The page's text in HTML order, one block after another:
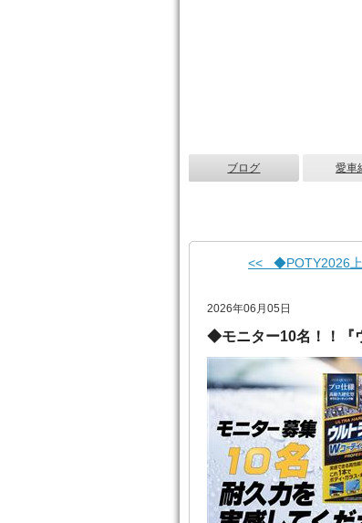
ブログ 愛車
<< ◆POTY2026上
2026年06月05日
◆モニター10名！！『